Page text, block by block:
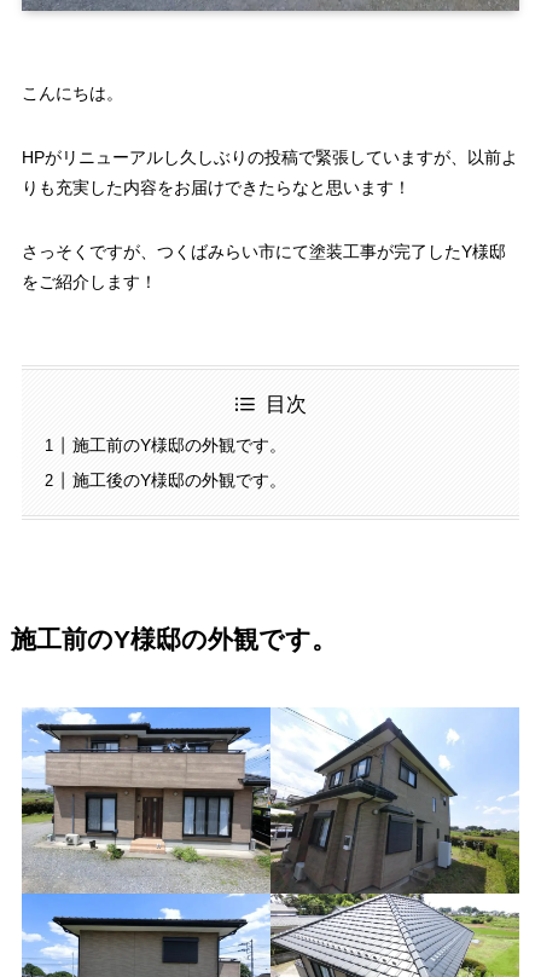
こんにちは。
HPがリニューアルし久しぶりの投稿で緊張していますが、以前よ
りも充実した内容をお届けできたらなと思います！
さっそくですが、つくばみらい市にて塗装工事が完了したY様邸
をご紹介します！
目次
施工前のY様邸の外観です。
施工後のY様邸の外観です。
施工前のY様邸の外観です。